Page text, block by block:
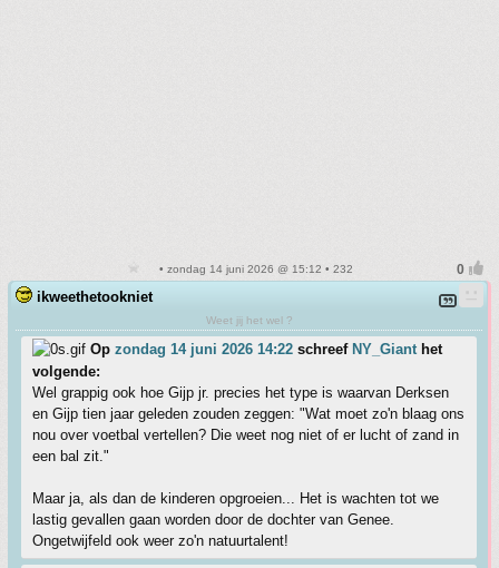
• zondag 14 juni 2026 @ 15:12 • 232
ikweethetookniet
Weet jij het wel ?
Op zondag 14 juni 2026 14:22 schreef NY_Gianthet
volgende:
Wel grappig ook hoe Gijp jr. precies het type is waarvan Derksen
en Gijp tien jaar geleden zouden zeggen: "Wat moet zo'n blaag ons
nou over voetbal vertellen? Die weet nog niet of er lucht of zand in
een bal zit."
Maar ja, als dan de kinderen opgroeien... Het is wachten tot we
lastig gevallen gaan worden door de dochter van Genee.
Ongetwijfeld ook weer zo'n natuurtalent!